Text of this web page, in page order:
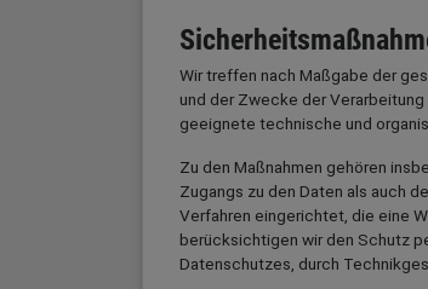
Wir treffen nach Maßgabe der
und der Zwecke der
geeignete technische und
Zu den Maßnahmen gehören
Zugangs zu den Daten als auch
Verfahren eingerichtet, die eine
berücksichtigen wir den Schutz
Datenschutzes, durch